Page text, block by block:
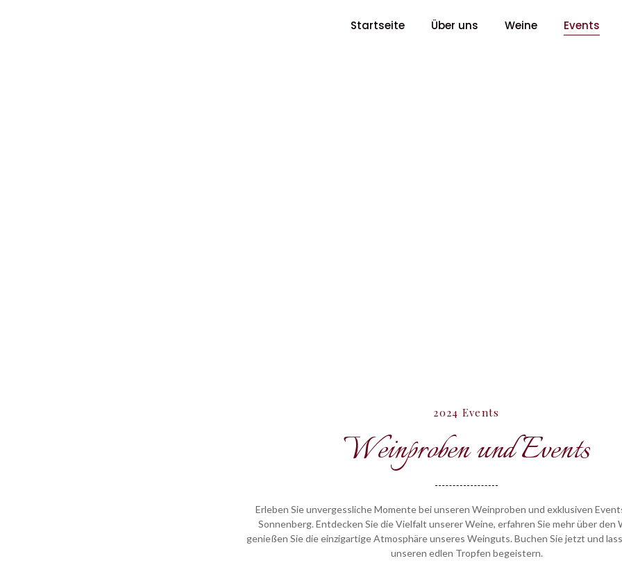
Startseite Über uns Weine Events
2024 Events
Weinproben und Events
Erleben Sie unvergessliche Momente bei unseren Weinproben und exklusiven
Sonnenberg. Entdecken Sie die Vielfalt unserer Weine, erfahren Sie mehr über den
genießen Sie die einzigartige Atmosphäre unseres Weinguts. Buchen Sie jetzt und
unseren edlen Tropfen begeistern.